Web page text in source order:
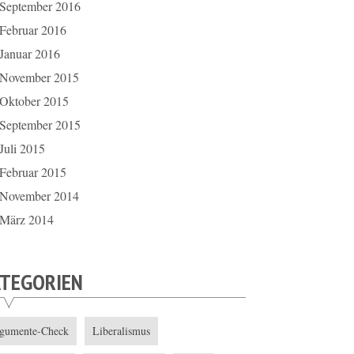
2016
2016
2016
2015
2015
2015
2015
2015
2014
2014
Check Liberalismus